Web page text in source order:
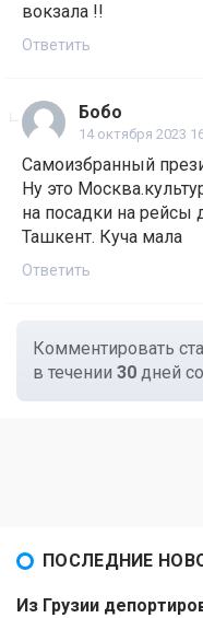
вокзала !!
Ответить
Бобо
14 октября 2023
Самоизбранный
Ну это
на посадки на рейсы
Ташкент. Куча мала
Ответить
Комментировать
в течении 30 дней
ПОСЛЕДНИЕ
Из Грузии